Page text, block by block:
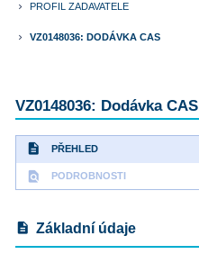
keyboard_arrow_right PROFIL ZADAVATELE
keyboard_arrow_right VZ0148036: DODÁVKA CAS
VZ0148036: Dodávka CAS
description PŘEHLED
find_in_page PODROBNOSTI
description Základní údaje